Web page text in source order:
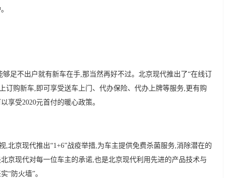
足不出户就有新车在手,那当然再好不过。北京现代推出了“在线订
订购新车,即可享受送车上门、代办保险、代办上牌等服务,更有购
享受2020元首付的暖心政策。
,北京现代推出“1+6”战疫举措,为车主提供免费杀菌服务,消除潜在的
京现代对每一位车主的承诺,也是北京现代利用先进的产品技术与
“防火墙”。